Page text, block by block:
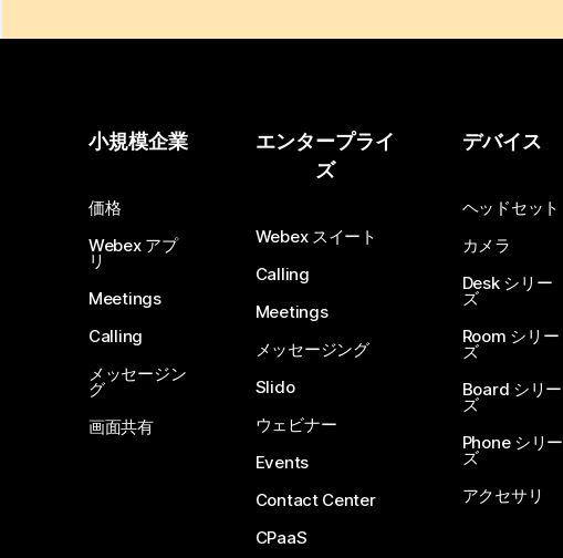
小規模企業
価格
Webex アプ
リ
Meetings
Calling
メッセージン
グ
画面共有
エンタープライ
ズ
Webex スイート
Calling
Meetings
メッセージング
Slido
ウェビナー
Events
Contact Center
CPaaS
デバイス
ヘッドセット
カメラ
Desk シリー
ズ
Room シリー
ズ
Board シリー
ズ
Phone シリー
ズ
アクセサリ